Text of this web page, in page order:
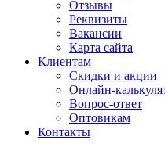
Отзывы
Реквизиты
Вакансии
Карта сайта
Клиентам
Скидки и акции
Онлайн-
Вопрос-ответ
Оптовикам
Контакты